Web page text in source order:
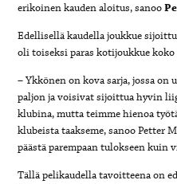
erikoinen kauden aloitus, sanoo
Edellisellä kaudella joukkue
oli toiseksi paras kotijoukkue koko
– Ykkönen on kova sarja, jossa on
paljon ja voisivat sijoittua hyvin
klubina, mutta teimme hienoa
klubeista taakseme, sanoo Petter
päästä parempaan tulokseen kuin
Tällä pelikaudella tavoitteena on